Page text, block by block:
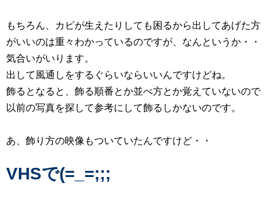
もちろん、カビが生えたりしても困るから出してあげた方
がいいのは重々わかっているのですが、なんというか・・
気合いがいります。
出して風通しをするぐらいならいいんですけどね。
飾るとなると、飾る順番とか並べ方とか覚えていないので
以前の写真を探して参考にして飾るしかないのです。
あ、飾り方の映像もついていたんですけど・・
VHSで(=_=;;;